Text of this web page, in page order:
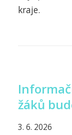
kraje.
žáků
3. 6. 2026